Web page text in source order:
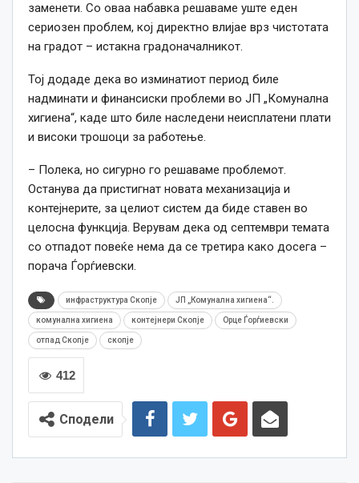
заменети. Со оваа набавка решаваме уште еден
сериозен проблем, кој директно влијае врз чистотата
на градот – истакна градоначалникот.
Тој додаде дека во изминатиот период биле
надминати и финансиски проблеми во ЈП „Комунална
хигиена“, каде што биле наследени неисплатени плати
и високи трошоци за работење.
– Полека, но сигурно го решаваме проблемот.
Останува да пристигнат новата механизација и
контејнерите, за целиот систем да биде ставен во
целосна функција. Верувам дека од септември темата
со отпадот повеќе нема да се третира како досега –
порача Ѓорѓиевски.
инфраструктура Скопје ЈП „Комунална хигиена“.
комунална хигиена контејнери Скопје Орце Ѓорѓиевски
отпад Скопје скопје
412
Сподели